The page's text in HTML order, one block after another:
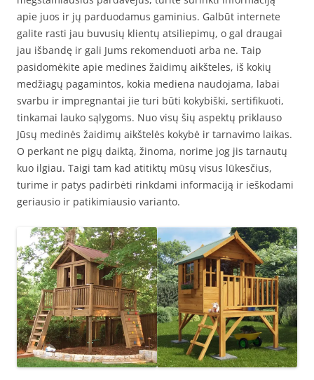
apie juos ir jų parduodamus gaminius. Galbūt internete
galite rasti jau buvusių klientų atsiliepimų, o gal draugai
jau išbandę ir gali Jums rekomenduoti arba ne. Taip
pasidomėkite apie medines žaidimų aikšteles, iš kokių
medžiagų pagamintos, kokia mediena naudojama, labai
svarbu ir impregnantai jie turi būti kokybiški, sertifikuoti,
tinkamai lauko sąlygoms. Nuo visų šių aspektų priklauso
Jūsų medinės žaidimų aikštelės kokybė ir tarnavimo laikas.
O perkant ne pigų daiktą, žinoma, norime jog jis tarnautų
kuo ilgiau. Taigi tam kad atitiktų mūsų visus lūkesčius,
turime ir patys padirbėti rinkdami informaciją ir ieškodami
geriausio ir patikimiausio varianto.